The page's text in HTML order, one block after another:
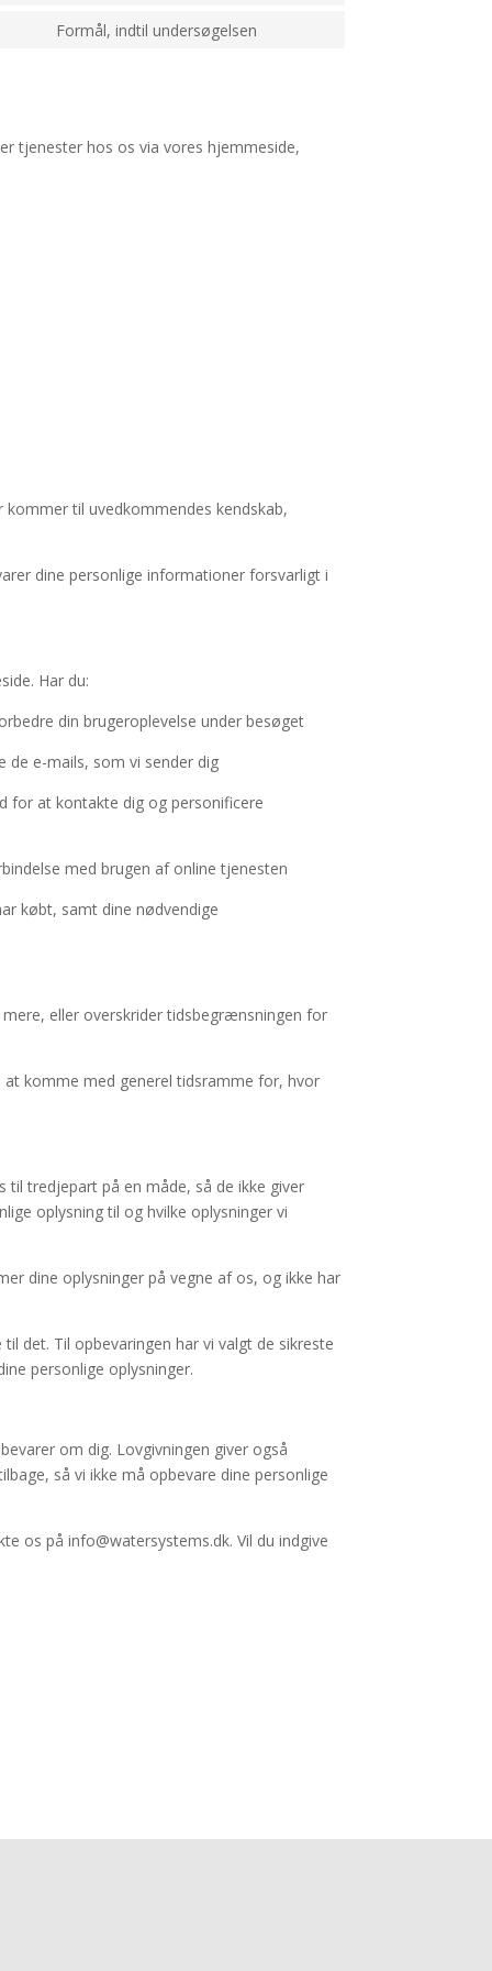
Formål, indtil undersøgelsen
tjenester hos os via vores hjemmeside,
til uvedkommendes kendskab,
dine personlige informationer forsvarligt i
Har du:
din brugeroplevelse under besøget
de e-mails, som vi sender dig
for at kontakte dig og personificere
med brugen af online tjenesten
købt, samt dine nødvendige
eller overskrider tidsbegrænsningen for
komme med generel tidsramme for, hvor
tredjepart på en måde, så de ikke giver
oplysning til og hvilke oplysninger vi
dine oplysninger på vegne af os, og ikke har
det. Til opbevaringen har vi valgt de sikreste
personlige oplysninger.
om dig. Lovgivningen giver også
så vi ikke må opbevare dine personlige
os på info@watersystems.dk. Vil du indgive